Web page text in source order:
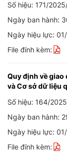
Số hiệu: 171/
Ngày ban hành:
Ngày hiệu lực:
File đính kèm:
Quy định về
và Cơ sở dữ liệu
Số hiệu: 164/
Ngày ban hành:
Ngày hiệu lực:
File đính kèm: